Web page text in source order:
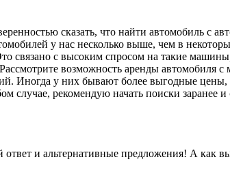
сказать, что найти автомобиль с
у нас несколько выше, чем в
связано с высоким спросом на такие
возможность аренды
Иногда у них бывают более выгодные цены,
случае, рекомендую начать поиски заранее
ответ и альтернативные предложения! А как